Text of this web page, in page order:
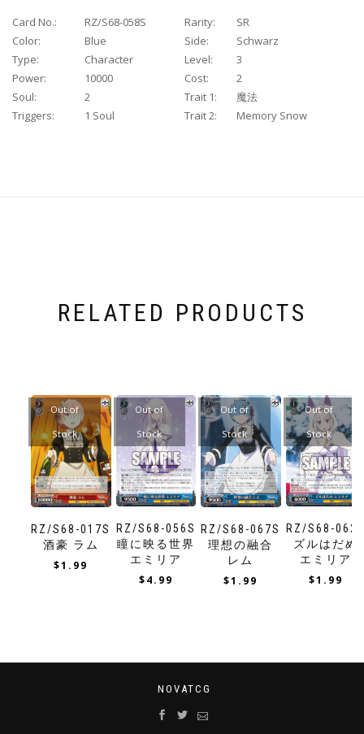
Card No.: RZ/S68-058S Rarity:
SR
Color:
Blue Side:
Schwarz
Type:
Character Level:
3
Power:
10000 Cost:
2
Soul:
2 Trait 1:
魔法
Triggers:
1 Soul Trait 2: Memory Snow
RELATED PRODUCTS
RZ/S68-017S
酒豪 ラム
Out of
Stock
$1.99
RZ/S68-056S
瞳に映る世界
エミリア
Out of
Stock
$4.99
RZ/S68-067S
理想の融合
レム
Out of
Stock
$1.99
RZ/S68-
ズルはだめ
エミリア
Out of
Stock
$1.99
NOVATCG